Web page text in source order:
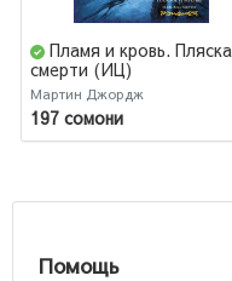
Пламя и кровь. Пляска
смерти (ИЦ)
Мартин Джордж
197 сомони
Помощь